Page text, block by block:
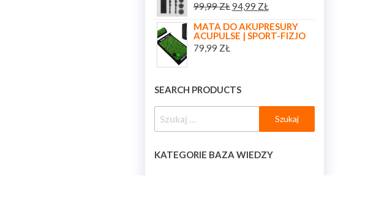
99,99ZŁ94,99 ZŁ
MATA DO AKUPRESURY
ACUPULSE | SPORT-FIZJO
79,99 ZŁ
SEARCH PRODUCTS
KATEGORIE BAZA WIEDZY